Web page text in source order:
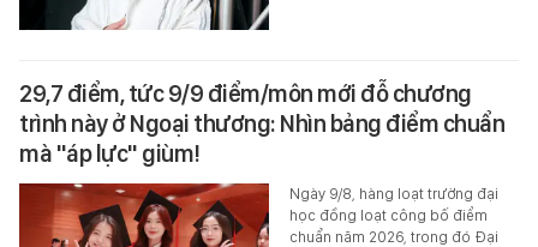
29,7 điểm, tức 9/9 điểm/môn mới đỗ chương
trình này ở Ngoại thương: Nhìn bảng điểm chuẩn
mà "áp lực" giùm!
Ngày 9/8, hàng loạt trường đại
học đồng loạt công bố điểm
chuẩn năm 2026, trong đó Đại